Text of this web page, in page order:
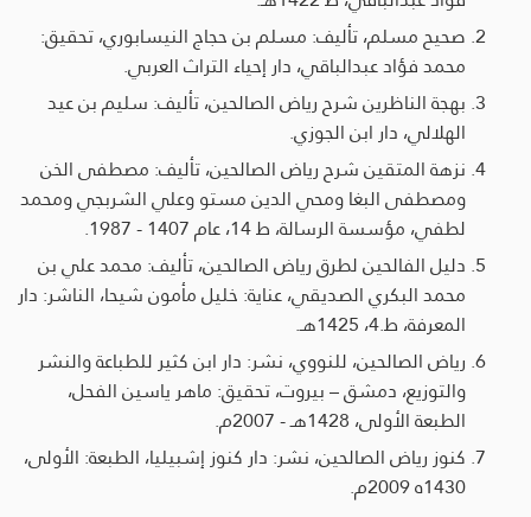
صحيح مسلم، تأليف: مسلم بن حجاج النيسابوري، تحقيق:
محمد فؤاد عبدالباقي، دار إحياء التراث العربي.
بهجة الناظرين شرح رياض الصالحين، تأليف: سليم بن عيد
الهلالي، دار ابن الجوزي.
نزهة المتقين شرح رياض الصالحين، تأليف: مصطفى الخن
ومصطفى البغا ومحي الدين مستو وعلي الشربجي ومحمد
لطفي، مؤسسة الرسالة، ط 14، عام 1407 - 1987.
دليل الفالحين لطرق رياض الصالحين، تأليف: محمد علي بن
محمد البكري الصديقي، عناية: خليل مأمون شيحا، الناشر: دار
المعرفة، ط.4، 1425هـ.
رياض الصالحين، للنووي، نشر: دار ابن كثير للطباعة والنشر
والتوزيع، دمشق – بيروت، تحقيق: ماهر ياسين الفحل،
الطبعة الأولى، 1428هـ - 2007م.
كنوز رياض الصالحين، نشر: دار كنوز إشبيليا، الطبعة: الأولى،
1430ه 2009م.